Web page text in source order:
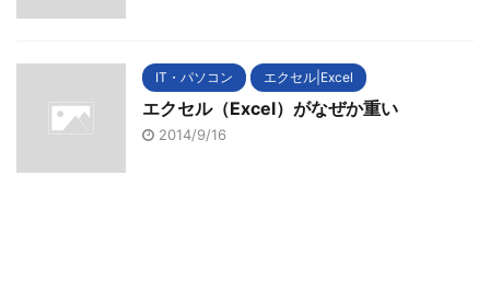
IT・パソコン エクセル|Excel
エクセル（Excel）がなぜか重い
2014/9/16